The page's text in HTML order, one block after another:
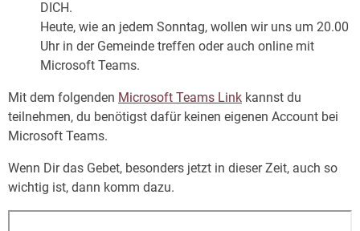
DICH.
Heute, wie an jedem Sonntag, wollen wir uns um 20.00
Uhr in der Gemeinde treffen oder auch online mit
Microsoft Teams.
Mit dem folgenden Microsoft Teams Link kannst du
teilnehmen, du benötigst dafür keinen eigenen Account bei
Microsoft Teams.
Wenn Dir das Gebet, besonders jetzt in dieser Zeit, auch so
wichtig ist, dann komm dazu.